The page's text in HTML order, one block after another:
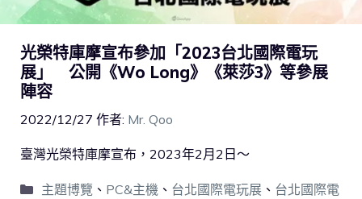
光榮特庫摩宣布參加「2023台北國際電玩
展」 公開《Wo Long》《萊莎3》等參展
陣容
2022/12/27 作者: Mr. Qoo
臺灣光榮特庫摩宣布，2023年2月2日～
主題博覽 、 PC&主機 、 台北國際電玩展、 台北國際電